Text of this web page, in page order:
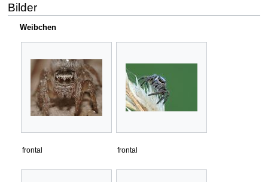
Bilder
Weibchen
frontal frontal